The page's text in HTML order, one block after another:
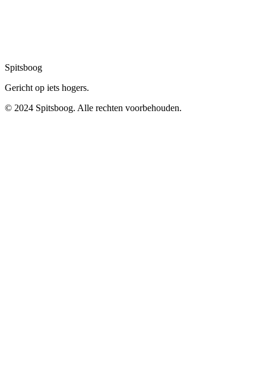
Spitsboog
Gericht op iets hogers.
© 2024 Spitsboog. Alle rechten voorbehouden.